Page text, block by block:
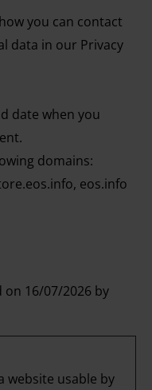
you can contact
data in our Privacy
date when you
domains:
eos.info
16/07/2026 by
website usable by